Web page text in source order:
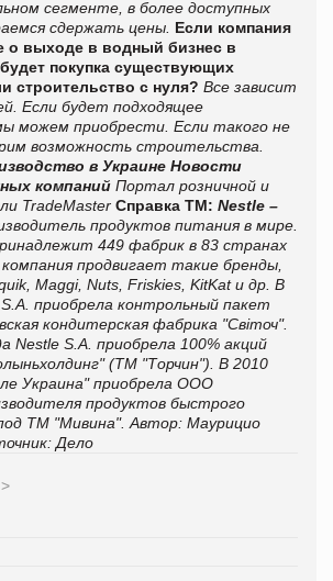
сегменте, в более доступных
сдержать цены. Если компания
о выходе в водный бизнес в
покупка существующих
строительство с нуля? Все зависит
Если будет подходящее
можем приобрести. Если такого не
возможность строительства
в Украине Новости
компаний Портал розничной и
TradeMaster Справка ТМ: Nestle –
продуктов питания в мире.
449 фабрик в 83 странах
продвигает такие бренды,
Maggi, Nuts, Friskies, KitKat и др. В
S.A. приобрела контрольный пакет
кондитерская фабрика "Світоч".
Nestle S.A. приобрела 100% акций
(ТМ "Торчин"). В 2010
Украина" приобрела ООО
продуктов быстрого
ТМ "Мивина". Автор: Маурицио
Дело
>